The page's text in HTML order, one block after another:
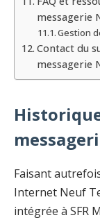
messagerie
Gestion
Contact du
messagerie
Faisant
Internet Neuf
intégrée à SFR